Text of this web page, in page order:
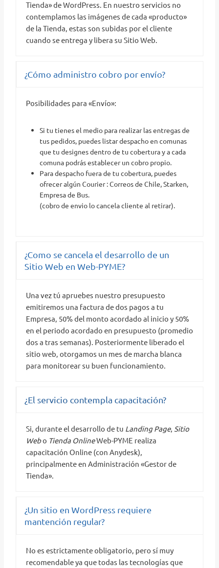
Tienda» de WordPress. En nuestro servicios no
contemplamos las imágenes de cada «producto»
de la Tienda, estas son subidas por el cliente
cuando se entrega y libera su Sitio Web.
¿Cómo administro cobro por envío?
Posibilidades para «Envío»:
Si tu tienes el medio para realizar las entregas de
tus pedidos, puedes listar despacho en comunas
que tu designes dentro de tu cobertura y a cada
comuna podrás establecer un cobro propio.
Para despacho fuera de tu cobertura, puedes
ofrecer algún Courier : Correos de Chile, Starken,
Empresa de Bus.
(cobro de envio lo cancela cliente al retirar).
¿Como se cancela el desarrollo de un
Sitio Web en Web-PYME?
Una vez tú apruebes nuestro presupuesto
emitiremos una factura de dos pagos a tu
Empresa, 50% del monto acordado al inicio y 50%
en el periodo acordado en presupuesto (promedio
dos a tras semanas). Posteriormente liberado el
sitio web, otorgamos un mes de marcha blanca
para monitorear su buen funcionamiento.
¿El servicio contempla capacitación?
Si, durante el desarrollo de tu Landing Page, Sitio
Webo Tienda OnlineWeb-PYME realiza
capacitación Online (con Anydesk),
principalmente en Administración «Gestor de
Tienda».
¿Un sitio en WordPress requiere
mantención regular?
No es estrictamente obligatorio, pero sí muy
recomendable ya que todas las tecnologías que